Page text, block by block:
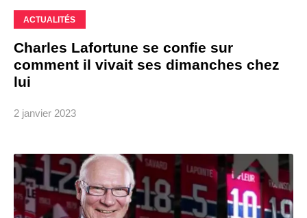
ACTUALITÉS
Charles Lafortune se confie sur
comment il vivait ses dimanches chez
lui
2 janvier 2023